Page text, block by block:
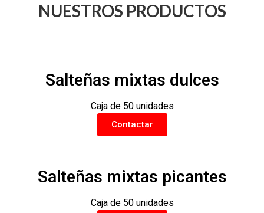
NUESTROS PRODUCTOS
Salteñas mixtas dulces
Caja de 50 unidades
Contactar
Salteñas mixtas picantes
Caja de 50 unidades